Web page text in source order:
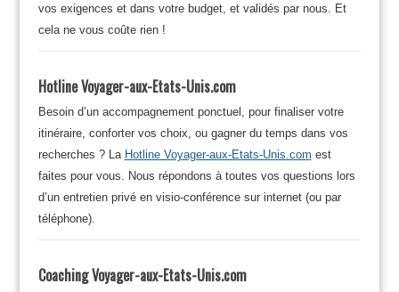
vos exigences et dans votre budget, et validés par nous. Et
cela ne vous coûte rien !
Hotline Voyager-aux-Etats-Unis.com
Besoin d’un accompagnement ponctuel, pour finaliser votre
itinéraire, conforter vos choix, ou gagner du temps dans vos
recherches ? La Hotline Voyager-aux-Etats-Unis.com est
faites pour vous. Nous répondons à toutes vos questions lors
d’un entretien privé en visio-conférence sur internet (ou par
téléphone).
Coaching Voyager-aux-Etats-Unis.com